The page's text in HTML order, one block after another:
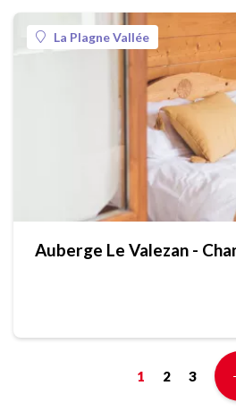
La Plagne Vallée
Auberge Le Valezan -
1 2 3